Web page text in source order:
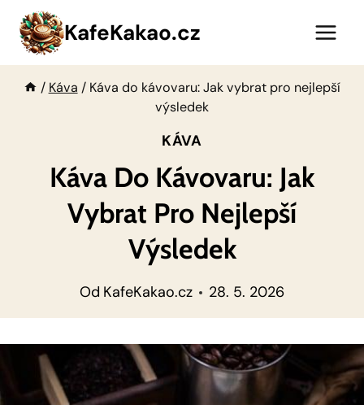
Přeskočit
obsah
KafeKakao.cz
/ Káva / Káva do kávovaru: Jak vybrat pro nejlepší
výsledek
KÁVA
Káva Do Kávovaru: Jak
Vybrat Pro Nejlepší
Výsledek
Od KafeKakao.cz 28. 5. 2026